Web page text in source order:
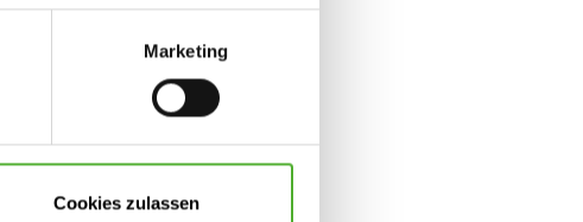
Marketing
Cookies zulassen
den Ausbildungsprozess